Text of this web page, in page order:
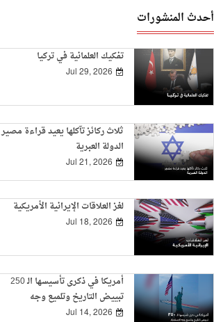
أحدث المنشورات
تفكيك العلمانية في تركيا
Jul 29, 2026
ثلاث ركائز تآكلها يعيد قراءة مصير
الدولة العبرية
Jul 21, 2026
لغز العلاقات الإيرانية الأمريكية
Jul 18, 2026
أمريكا في ذكرى تأسيسها الـ 250
تبييض التاريخ وتلميع وجه
الاستعباد
Jul 14, 2026